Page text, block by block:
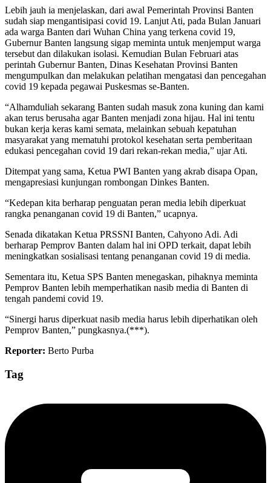
Lebih jauh ia menjelaskan, dari awal Pemerintah Provinsi Banten
sudah siap mengantisipasi covid 19. Lanjut Ati, pada Bulan Januari
ada warga Banten dari Wuhan China yang terkena covid 19,
Gubernur Banten langsung sigap meminta untuk menjemput warga
tersebut dan dilakukan isolasi. Kemudian Bulan Februari atas
perintah Gubernur Banten, Dinas Kesehatan Provinsi Banten
mengumpulkan dan melakukan pelatihan mengatasi dan pencegahan
covid 19 kepada pegawai Puskesmas se-Banten.
“Alhamduliah sekarang Banten sudah masuk zona kuning dan kami
akan terus berusaha agar Banten menjadi zona hijau. Hal ini tentu
bukan kerja keras kami semata, melainkan sebuah kepatuhan
masyarakat yang mematuhi protokol kesehatan serta pemberitaan
edukasi pencegahan covid 19 dari rekan-rekan media,” ujar Ati.
Ditempat yang sama, Ketua PWI Banten yang akrab disapa Opan,
mengapresiasi kunjungan rombongan Dinkes Banten.
“Kedepan kita berharap penguatan peran media lebih diperkuat
rangka penanganan covid 19 di Banten,” ucapnya.
Senada dikatakan Ketua PRSSNI Banten, Cahyono Adi. Adi
berharap Pemprov Banten dalam hal ini OPD terkait, dapat lebih
meningkatkan sosialisasi tentang penanganan covid 19 di media.
Sementara itu, Ketua SPS Banten menegaskan, pihaknya meminta
Pemprov Banten lebih memperhatikan nasib media di Banten di
tengah pandemi covid 19.
“Sinergi harus diperkuat nasib media harus lebih diperhatikan oleh
Pemprov Banten,” pungkasnya.(***).
Reporter: Berto Purba
Tag